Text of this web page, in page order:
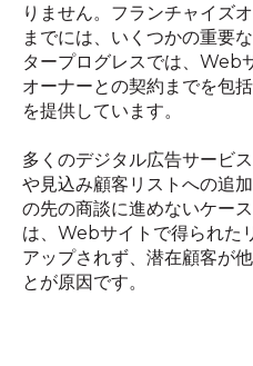
りません。フランチャイズ
までには、いくつかの重要
タープログレスでは、 Web
オーナーとの契約までを包
を提供しています。
多くのデジタル広告サービス
や見込み顧客リストへの追
の先の商談に進めないケー
は、 Webサイトで得られた
アップされず、潜在顧客が
とが原因です。